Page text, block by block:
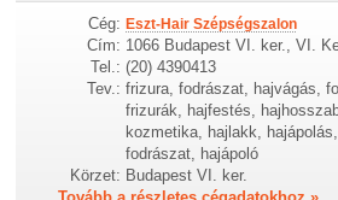
Cég: Eszt-Hair Szépségszalon
Cím: 1066 Budapest VI. ker., VI.
Tel.: (20) 4390413
Tev.: frizura, fodrászat, hajvágás,
frizurák, hajfestés,
kozmetika, hajlakk,
fodrászat, hajápoló
Körzet: Budapest VI. ker.
Tovább a részletes cégadatokhoz »